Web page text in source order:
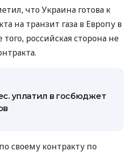
что Украина готова к
на транзит газа в Европу в
российская сторона не
уплатил в госбюджет
своему контракту по